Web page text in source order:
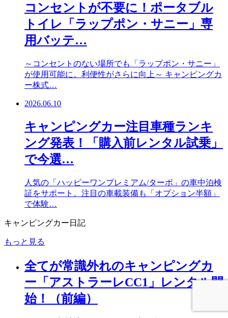
コンセントが不要に！ポータブル
トイレ「ラップポン・サニー」専
用バッテ…
～コンセントのない場所でも「ラップポン・サニー」
が使用可能に。利便性がさらに向上～ キャンピングカ
ー株式…
2026.06.10
キャンピングカー注目車種ランキ
ング発表！「購入前レンタル試乗」
で今選…
人気の「ハッピーワンプレミアム/ターボ」の車中泊検
証をサポート。注目の車載装備も「オプション半額」
で体験…
キャンピングカー日記
もっと見る
全てが常識外れのキャンピングカ
ー「アストラーレCC1」レンタル開
始！（前編）